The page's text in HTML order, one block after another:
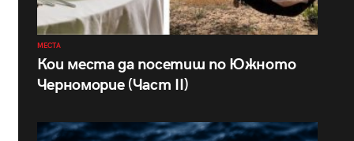
МЕСТА
Кои места да посетиш по Южното
Черноморие (Част II)